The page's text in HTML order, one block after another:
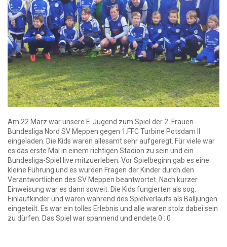
Am 22.März war unsere E-Jugend zum Spiel der 2. Frauen-
Bundesliga Nord SV Meppen gegen 1.FFC Turbine Potsdam II
eingeladen. Die Kids waren allesamt sehr aufgeregt. Für viele war
es das erste Mal in einem richtigen Stadion zu sein und ein
Bundesliga-Spiel live mitzuerleben. Vor Spielbeginn gab es eine
kleine Führung und es wurden Fragen der Kinder durch den
Verantwortlichen des SV Meppen beantwortet. Nach kurzer
Einweisung war es dann soweit. Die Kids fungierten als sog.
Einlaufkinder und waren während des Spielverlaufs als Balljungen
eingeteilt. Es war ein tolles Erlebnis und alle waren stolz dabei sein
zu dürfen. Das Spiel war spannend und endete 0 : 0